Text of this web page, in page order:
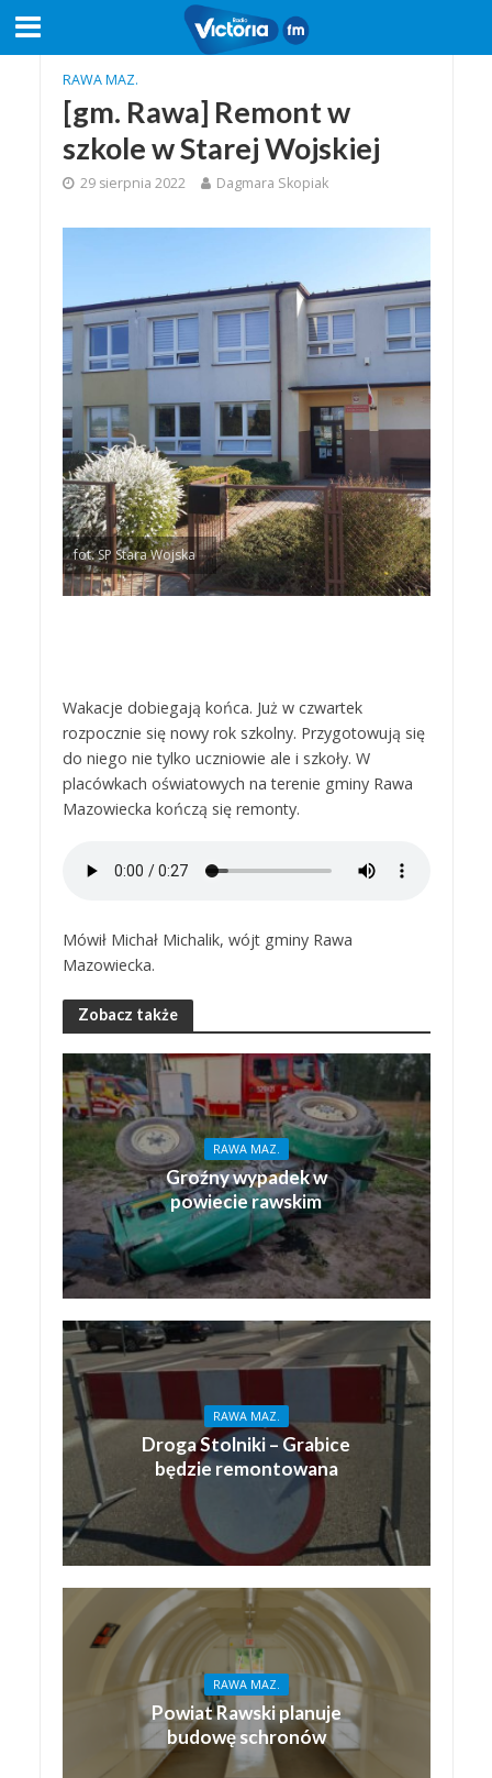
RAWA MAZ.
[gm. Rawa] Remont w
szkole w Starej Wojskiej
29 sierpnia 2022 Dagmara Skopiak
fot. SP Stara Wojska
Wakacje dobiegają końca. Już w czwartek
rozpocznie się nowy rok szkolny. Przygotowują się
do niego nie tylko uczniowie ale i szkoły. W
placówkach oświatowych na terenie gminy Rawa
Mazowiecka kończą się remonty.
Mówił Michał Michalik, wójt gminy Rawa
Mazowiecka.
Zobacz także
RAWA MAZ.
Groźny wypadek w
powiecie rawskim
RAWA MAZ.
Droga Stolniki – Grabice
będzie remontowana
RAWA MAZ.
Powiat Rawski planuje
budowę schronów